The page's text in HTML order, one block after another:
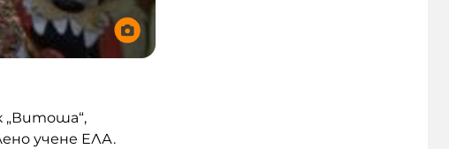
„Витоша“,
учене ЕЛА.